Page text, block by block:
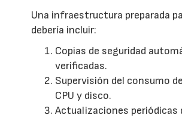
Una infraestructura preparada
debería incluir:
Copias de seguridad
verificadas.
Supervisión del consumo
CPU y disco.
Actualizaciones periódicas